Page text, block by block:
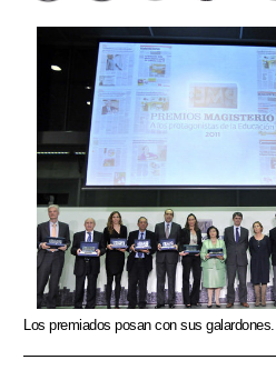
Los premiados posan con sus